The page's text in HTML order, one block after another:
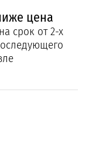
цена
срок от 2-х